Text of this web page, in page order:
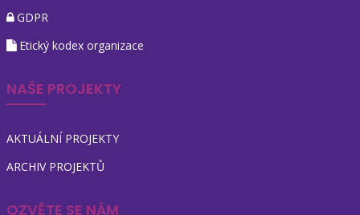
GDPR
Etický kodex organizace
NAŠE PROJEKTY
AKTUÁLNÍ PROJEKTY
ARCHIV PROJEKTŮ
OZVĚTE SE NÁM